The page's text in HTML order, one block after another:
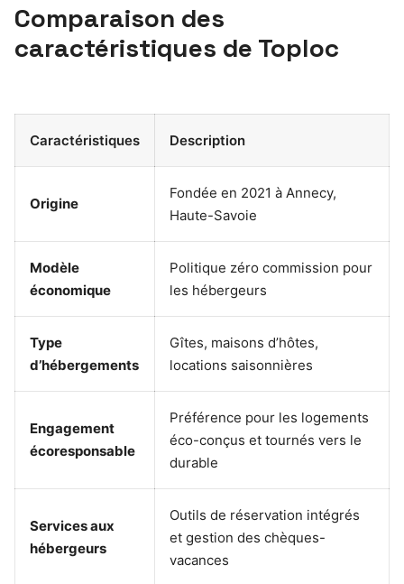
Comparaison des
caractéristiques de Toploc
Caractéristiques Description
Origine
Fondée en 2021 à Annecy,
Haute-Savoie
Modèle
économique
Politique zéro commission pour
les hébergeurs
Type
d’hébergements
Gîtes, maisons d’hôtes,
locations saisonnières
Engagement
écoresponsable
Préférence pour les logements
éco-conçus et tournés vers le
durable
Services aux
hébergeurs
Outils de réservation intégrés
et gestion des chèques-
vacances